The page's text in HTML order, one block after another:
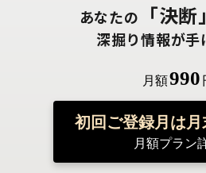
あなたの 「決断」
深掘り情報が手
月額990
初回ご登録月は
月額プラン